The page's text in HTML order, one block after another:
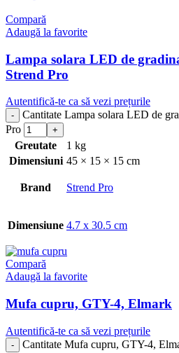
Compară
Adaugă la favorite
Lampa solara LED de
Strend Pro
Autentifică-te ca să vezi prețurile
Cantitate Lampa solara LED de
Pro
Greutate
1 kg
Dimensiuni 45 × 15 × 15 cm
Brand Strend Pro
Dimensiune 4.7 x 30.5 cm
Compară
Adaugă la favorite
Mufa cupru, GTY-4, Elmark
Autentifică-te ca să vezi prețurile
Cantitate Mufa cupru, GTY-4,